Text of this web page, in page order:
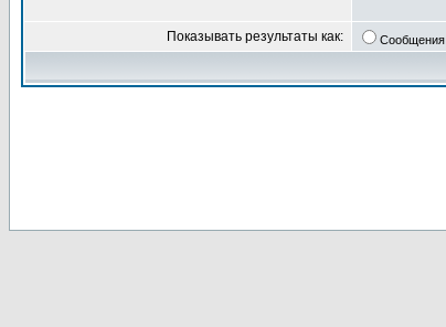
Показывать результаты как: Сообщения